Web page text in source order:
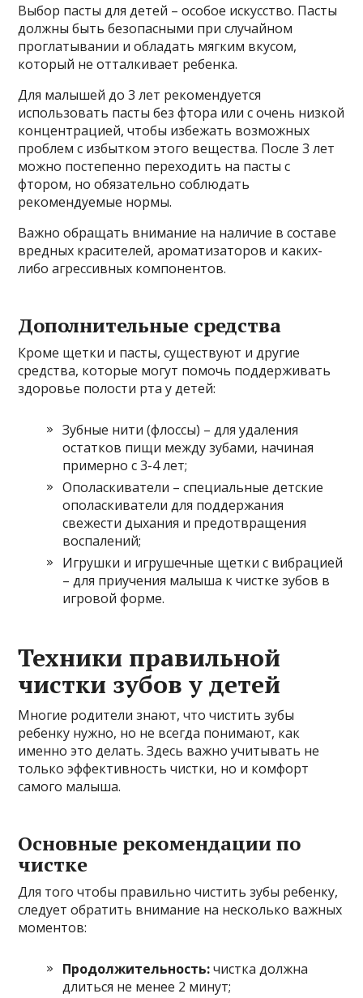
Выбор пасты для детей – особое искусство. Пасты
должны быть безопасными при случайном
проглатывании и обладать мягким вкусом,
который не отталкивает ребенка.
Для малышей до 3 лет рекомендуется
использовать пасты без фтора или с очень низкой
концентрацией, чтобы избежать возможных
проблем с избытком этого вещества. После 3 лет
можно постепенно переходить на пасты с
фтором, но обязательно соблюдать
рекомендуемые нормы.
Важно обращать внимание на наличие в составе
вредных красителей, ароматизаторов и каких-
либо агрессивных компонентов.
Дополнительные средства
Кроме щетки и пасты, существуют и другие
средства, которые могут помочь поддерживать
здоровье полости рта у детей:
Зубные нити (флоссы) – для удаления
остатков пищи между зубами, начиная
примерно с 3-4 лет;
Ополаскиватели – специальные детские
ополаскиватели для поддержания
свежести дыхания и предотвращения
воспалений;
Игрушки и игрушечные щетки с вибрацией
– для приучения малыша к чистке зубов в
игровой форме.
Техники правильной
чистки зубов у детей
Многие родители знают, что чистить зубы
ребенку нужно, но не всегда понимают, как
именно это делать. Здесь важно учитывать не
только эффективность чистки, но и комфорт
самого малыша.
Основные рекомендации по
чистке
Для того чтобы правильно чистить зубы ребенку,
следует обратить внимание на несколько важных
моментов:
Продолжительность:чистка должна
длиться не менее 2 минут;